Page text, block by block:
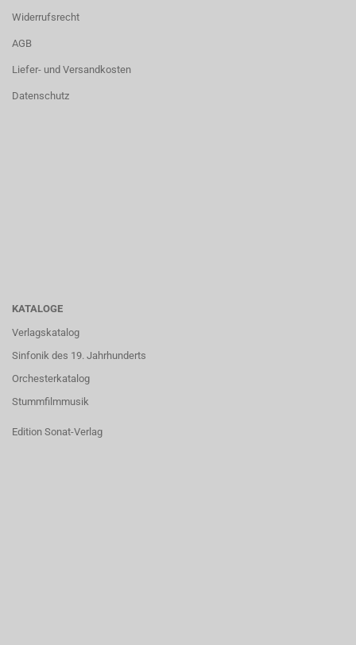
Widerrufsrecht
AGB
Liefer- und Versandkosten
Datenschutz
KATALOGE
Verlagskatalog
Sinfonik des 19. Jahrhunderts
Orchesterkatalog
Stummfilmmusik
Edition Sonat-Verlag